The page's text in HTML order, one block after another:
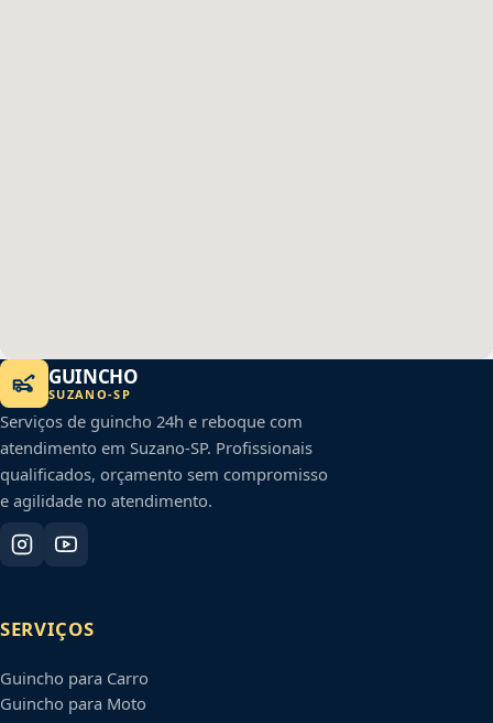
GUINCHO
SUZANO-SP
Serviços de guincho 24h e reboque com
atendimento em Suzano-SP. Profissionais
qualificados, orçamento sem compromisso
e agilidade no atendimento.
SERVIÇOS
Guincho para Carro
Guincho para Moto